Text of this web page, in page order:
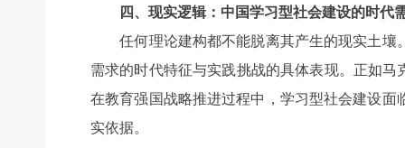
四、现实逻辑：中国学习型社会建设的时代
任何理论建构都不能脱离其产生的现实土壤
需求的时代特征与实践挑战的具体表现。正如
在教育强国战略推进过程中，学习型社会建设
实依据。